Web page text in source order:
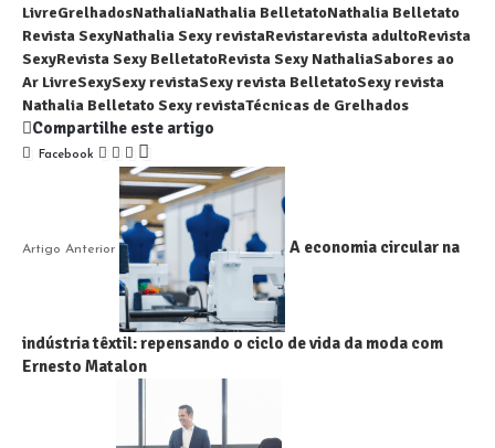
LivreGrelhadosNathaliaNathalia BelletatoNathalia Belletato
Revista SexyNathalia Sexy revistaRevistarevista adultoRevista
SexyRevista Sexy BelletatoRevista Sexy NathaliaSabores ao
Ar LivreSexySexy revistaSexy revista BelletatoSexy revista
Nathalia Belletato Sexy revistaTécnicas de Grelhados
Compartilhe este artigo
Facebook
Artigo Anterior A economia circular na
indústria têxtil: repensando o ciclo de vida da moda com
Ernesto Matalon